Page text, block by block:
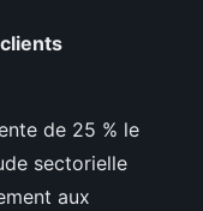
de 25 % le
sectorielle
aux